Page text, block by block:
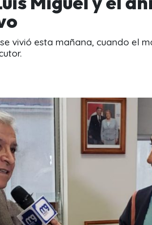
vivió esta mañana, cuando el